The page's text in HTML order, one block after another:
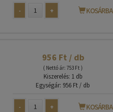
- + KOSÁRBA
956 Ft / db
( Nettó ár: 753 Ft )
Kiszerelés: 1 db
Egységár: 956 Ft / db
- + KOSÁRBA